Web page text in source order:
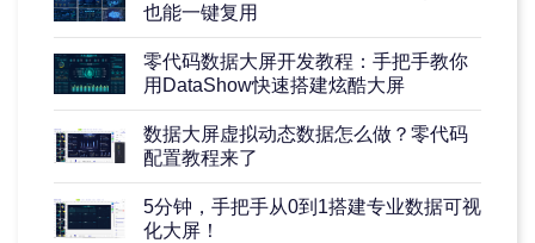
也能一键复用
零代码数据大屏开发教程：手把手教你
用DataShow快速搭建炫酷大屏
数据大屏虚拟动态数据怎么做？零代码
配置教程来了
5分钟，手把手从0到1搭建专业数据可视
化大屏！